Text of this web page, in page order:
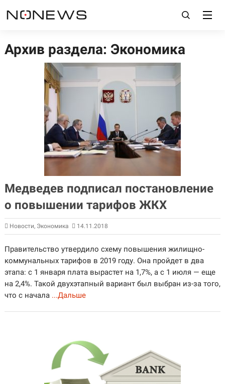
Архив раздела: Экономика
Медведев подписал постановление
о повышении тарифов ЖКХ
Новости, Экономика 14.11.2018
Правительство утвердило схему повышения жилищно-
коммунальных тарифов в 2019 году. Она пройдет в два
этапа: с 1 января плата вырастет на 1,7%, а с 1 июля — еще
на 2,4%. Такой двухэтапный вариант был выбран из-за того,
что с начала ...Дальше